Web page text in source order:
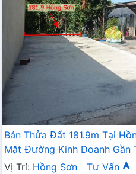
Bán Thửa Đất 181.9m Tại
Mặt Đường Kinh Doanh Gần
Các Cấp Giá Chỉ 1x/m
Vị Trí: Hồng Sơn Tư Vấn